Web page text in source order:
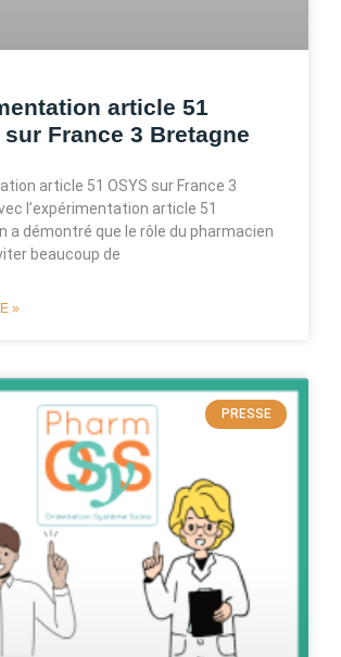
article 51
sur France 3 Bretagne
article 51 OSYS sur France 3
l’expérimentation article 51
a démontré que le rôle du pharmacien
beaucoup de
»
PRESSE